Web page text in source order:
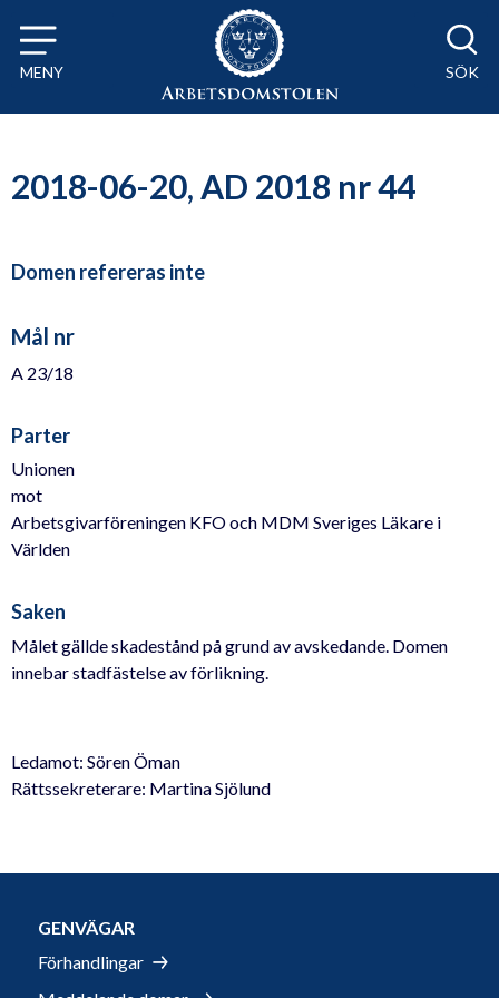
Till innehåll på sidan x
MENY SÖK
2018-06-20, AD 2018 nr 44
Domen refereras inte
Mål nr
A 23/18
Parter
Unionen
mot
Arbetsgivarföreningen KFO och MDM Sveriges Läkare i
Världen
Saken
Målet gällde skadestånd på grund av avskedande. Domen
innebar stadfästelse av förlikning.
Ledamot: Sören Öman
Rättssekreterare: Martina Sjölund
GENVÄGAR
Förhandlingar